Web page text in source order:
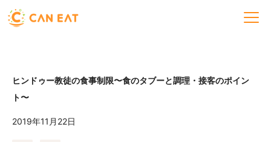
ヒンドゥー教徒の食事制限〜食のタブーと調理・接客のポイン
ト〜
2019年11月22日